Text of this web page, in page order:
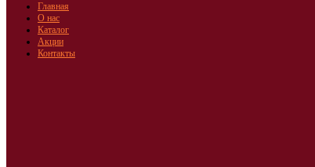
Главная
О нас
Каталог
Акции
Контакты